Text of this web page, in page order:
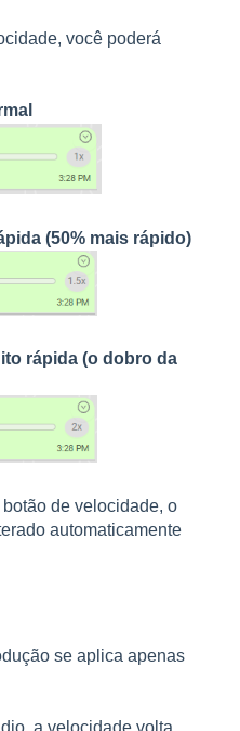
você poderá
(50% mais rápido)
rápida (o dobro da
de velocidade, o
automaticamente
se aplica apenas